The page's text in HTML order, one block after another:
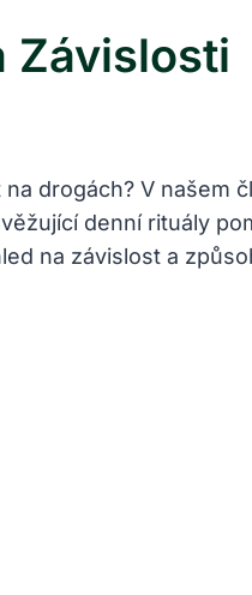
Závislosti
drogách? V našem
denní rituály
na závislost a